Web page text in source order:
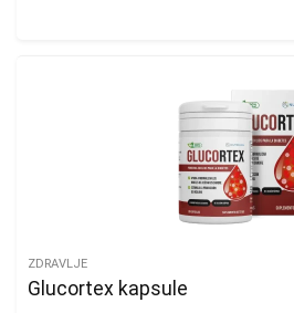
ZDRAVLJE
Glucortex kapsule